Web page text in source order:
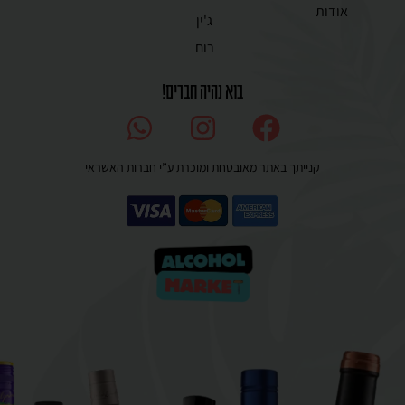
ג'ין
רום
אודות
בוא נהיה חברים!
קנייתך באתר מאובטחת ומוכרת ע”י חברות האשראי